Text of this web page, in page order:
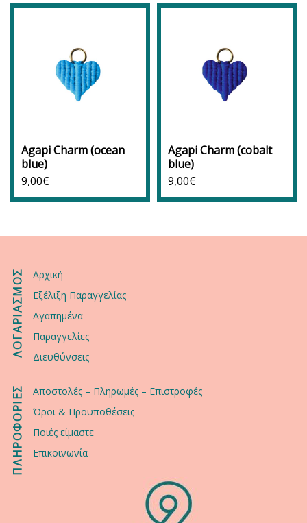
Agapi Charm (ocean
blue)
9,00€
Agapi Charm (cobalt
blue)
9,00€
ΛΟΓΑΡΙΑΣΜΟΣ
Αρχική
Εξέλιξη Παραγγελίας
Αγαπημένα
Παραγγελίες
Διευθύνσεις
ΠΛΗΡΟΦΟΡΙΕΣ
Αποστολές – Πληρωμές – Επιστροφές
Όροι & Προϋποθέσεις
Ποιές είμαστε
Επικοινωνία